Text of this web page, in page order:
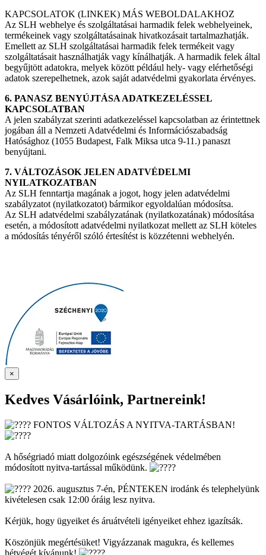
KAPCSOLATOK (LINKEK) MÁS WEBOLDALAKHOZ
Az SLH webhelye és szolgáltatásai harmadik felek webhelyeinek,
termékeinek vagy szolgáltatásainak hivatkozásait tartalmazhatják.
Emellett az SLH szolgáltatásai harmadik felek termékeit vagy
szolgáltatásait használhatják vagy kínálhatják. A harmadik felek által
begyűjtött adatokra, melyek között például hely- vagy elérhetőségi
adatok szerepelhetnek, azok saját adatvédelmi gyakorlata érvényes.
6. PANASZ BENYÚJTÁSA ADATKEZELÉSSEL
KAPCSOLATBAN
A jelen szabályzat szerinti adatkezeléssel kapcsolatban az érintettnek
jogában áll a Nemzeti Adatvédelmi és Információszabadság
Hatósághoz (1055 Budapest, Falk Miksa utca 9-11.) panaszt
benyújtani.
7. VÁLTOZÁSOK JELEN ADATVÉDELMI
NYILATKOZATBAN
Az SLH fenntartja magának a jogot, hogy jelen adatvédelmi
szabályzatot (nyilatkozatot) bármikor egyoldalúan módosítsa.
Az SLH adatvédelmi szabályzatának (nyilatkozatának) módosítása
esetén, a módosított adatvédelmi nyilatkozat mellett az SLH köteles
a módosítás tényéről szóló értesítést is közzétenni webhelyén.
×
Kedves Vásárlóink, Partnereink!
FONTOS VÁLTOZÁS A NYITVA-TARTÁSBAN!
A hőségriadó miatt dolgozóink egészségének védelmében
módosított nyitva-tartással működünk.
2026. augusztus 7-én, PÉNTEKEN irodánk és telephelyünk
kivételesen csak 12:00 óráig lesz nyitva.
Kérjük, hogy ügyeiket és áruátvételi igényeiket ehhez igazítsák.
Köszönjük megértésüket! Vigyázzanak magukra, és kellemes
hétvégét kívánunk!